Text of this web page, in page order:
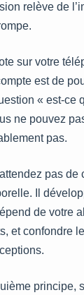
relève de
sur votre
est de
« est-ce
ne pouvez
pas.
pas de
Il
de votre
et confondre
principe,